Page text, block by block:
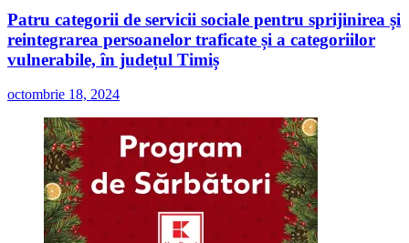
Patru categorii de servicii sociale pentru sprijinirea și
reintegrarea persoanelor traficate și a categoriilor
vulnerabile, în județul Timiș
octombrie 18, 2024